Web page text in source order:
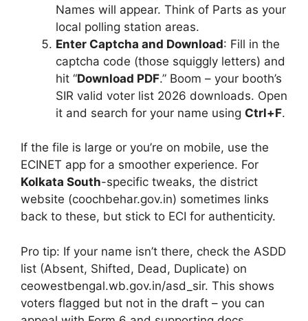
Names will appear. Think of Parts as your
local polling station areas.
Enter Captcha and Download: Fill in the
captcha code (those squiggly letters) and
hit “Download PDF.” Boom – your booth’s
SIR valid voter list 2026 downloads. Open
it and search for your name using Ctrl+F.
If the file is large or you’re on mobile, use the
ECINET app for a smoother experience. For
Kolkata South-specific tweaks, the district
website (coochbehar.gov.in) sometimes links
back to these, but stick to ECI for authenticity.
Pro tip: If your name isn’t there, check the ASDD
list (Absent, Shifted, Dead, Duplicate) on
ceowestbengal.wb.gov.in/asd_sir. This shows
voters flagged but not in the draft – you can